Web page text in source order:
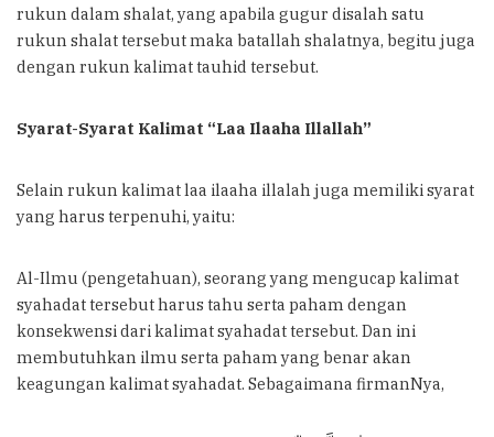
rukun dalam shalat, yang apabila gugur disalah satu
rukun shalat tersebut maka batallah shalatnya, begitu juga
dengan rukun kalimat tauhid tersebut.
Syarat-Syarat Kalimat “Laa Ilaaha Illallah”
Selain rukun kalimat laa ilaaha illalah juga memiliki syarat
yang harus terpenuhi, yaitu:
Al-Ilmu (pengetahuan), seorang yang mengucap kalimat
syahadat tersebut harus tahu serta paham dengan
konsekwensi dari kalimat syahadat tersebut. Dan ini
membutuhkan ilmu serta paham yang benar akan
keagungan kalimat syahadat. Sebagaimana firmanNya,